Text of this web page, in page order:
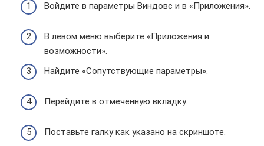
Войдите в параметры Виндовс и в «Приложения».
В левом меню выберите «Приложения и
возможности».
Найдите «Сопутствующие параметры».
Перейдите в отмеченную вкладку.
Поставьте галку как указано на скриншоте.